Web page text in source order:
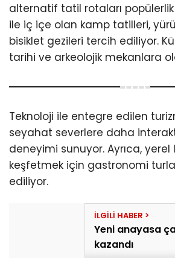
alternatif tatil rotaları popülerlik
ile iç içe olan kamp tatilleri,
bisiklet gezileri tercih ediliyor.
tarihi ve arkeolojik mekanlara
Teknoloji ile entegre edilen
seyahat severlere daha
deneyimi sunuyor. Ayrıca, yerel
keşfetmek için gastronomi
ediliyor.
Yeni anayasa
kazandı